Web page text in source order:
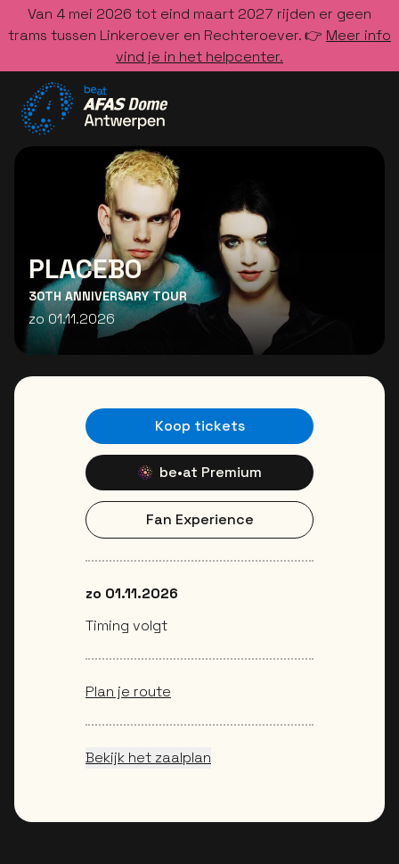
Van 4 mei 2026 tot eind maart 2027 rijden er geen
trams tussen Linkeroever en Rechteroever. 👉 Meer info
vind je in het helpcenter.
Ga naar de homepage
PLACEBO
30TH ANNIVERSARY TOUR
zo 01.11.2026
Koop tickets
be•at Premium
Fan Experience
zo 01.11.2026
Timing volgt
Plan je route
Bekijk het zaalplan